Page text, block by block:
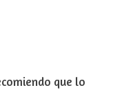
que lo